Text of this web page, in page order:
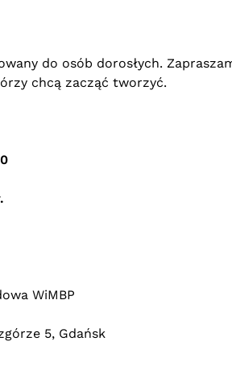
do osób dorosłych.
chcą zacząć tworzyć.
WiMBP
5, Gdańsk